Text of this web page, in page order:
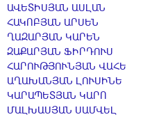
ԱՎԵՏԻՍՅԱՆ ԱՍԼԱՆ
ՀԱԿՈԲՅԱՆ ԱՐՍԵՆ
ՂԱԶԱՐՅԱՆ ԿԱՐԵՆ
ԶԱՔԱՐՅԱՆ ՖԻՐԴՈՒՍ
ՀԱՐՈՒԹՅՈՒՆՅԱՆ ՎԱՀԵ
ԱՂԱԽԱՆՅԱՆ ԼՈՒՍԻՆԵ
ԿԱՐԱՊԵՏՅԱՆ ԿԱՐՈ
ՄԱԼԽԱՍՅԱՆ ՍԱՄՎԵԼ